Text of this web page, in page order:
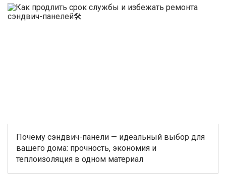
Почему сэндвич-панели — идеальный выбор для
вашего дома: прочность, экономия и
теплоизоляция в одном материал